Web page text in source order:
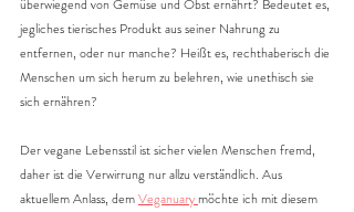
überwiegend von Gemüse und Obst ernährt? Bedeutet es,
jegliches tierisches Produkt aus seiner Nahrung zu
entfernen, oder nur manche? Heißt es, rechthaberisch die
Menschen um sich herum zu belehren, wie unethisch sie
sich ernähren?
Der vegane Lebensstil ist sicher vielen Menschen fremd,
daher ist die Verwirrung nur allzu verständlich. Aus
aktuellem Anlass, dem Veganuarymöchte ich mit diesem